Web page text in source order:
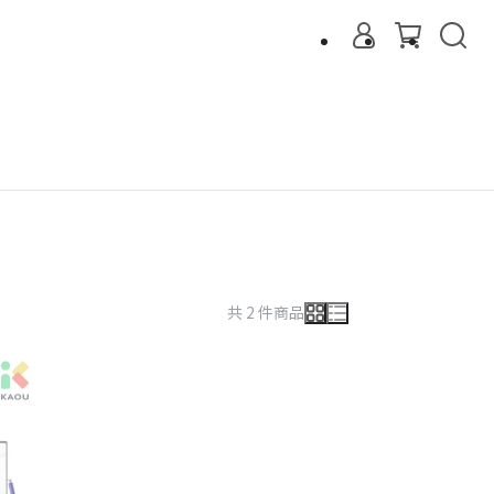
共 2 件商品